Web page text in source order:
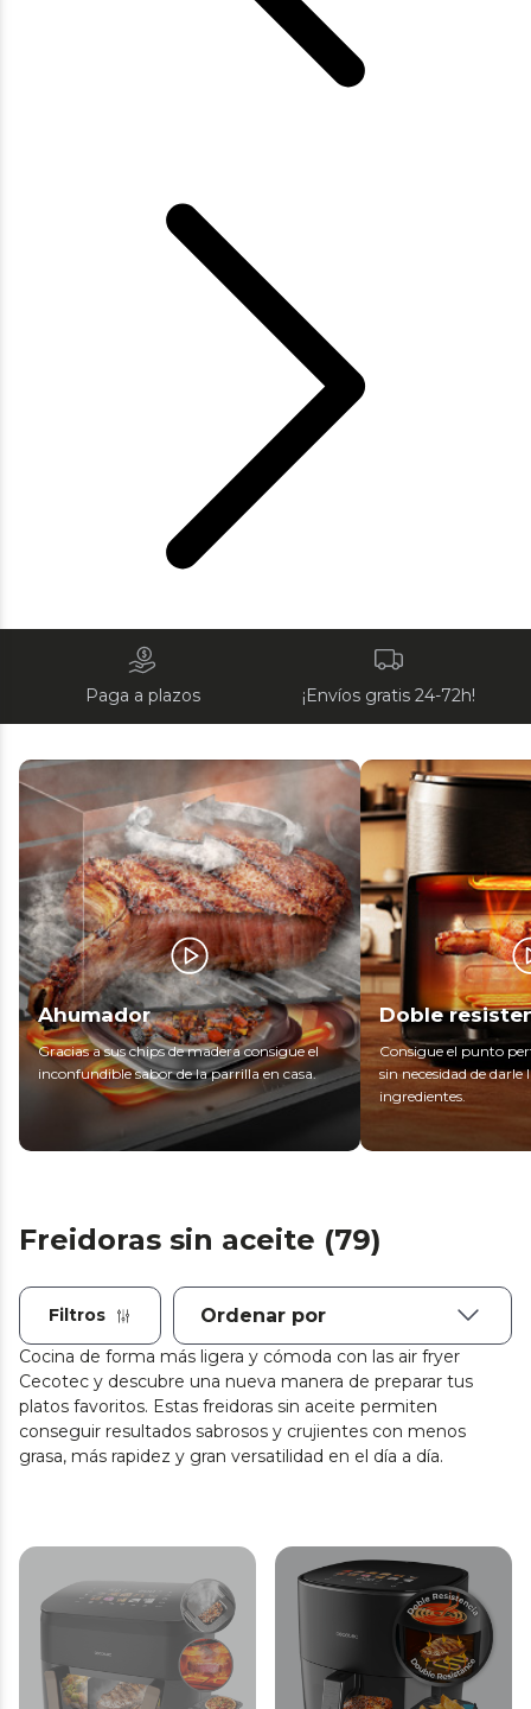
Paga a plazos ¡Envíos gratis 24-72h!
Ahumador
Gracias a sus chips de madera consigue el
inconfundible sabor de la parrilla en casa.
Doble
Consigue el punto
sin necesidad de darle
ingredientes.
Freidoras sin aceite (79)
Filtros
Cocina de forma más ligera y cómoda con las air fryer
Cecotec y descubre una nueva manera de preparar tus
platos favoritos. Estas freidoras sin aceite permiten
conseguir resultados sabrosos y crujientes con menos
grasa, más rapidez y gran versatilidad en el día a día.